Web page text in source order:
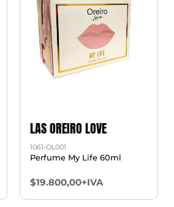
LAS OREIRO LOVE
1061-OL001
Perfume My Life 60ml
$19.800,00+IVA